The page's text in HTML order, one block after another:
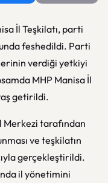
İl Teşkilatı, parti
feshedildi. Parti
verdiği yetkiyi
MHP Manisa İl
getirildi.
Merkezi tarafından
ve teşkilatın
gerçekleştirildi.
il yönetimini